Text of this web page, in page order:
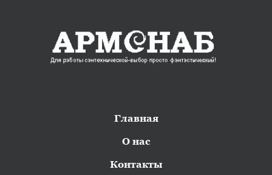
Главная
О нас
Контакты